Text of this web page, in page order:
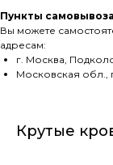
Пункты самовывоза
Вы можете
адресам:
г. Москва,
Московская обл.,
Крутые